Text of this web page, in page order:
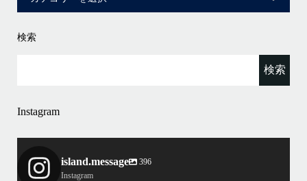
検索
Instagram
island.message
396
Instagram